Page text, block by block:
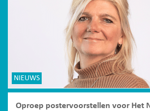
NIEUWS
Oproep postervoorstellen voor Het